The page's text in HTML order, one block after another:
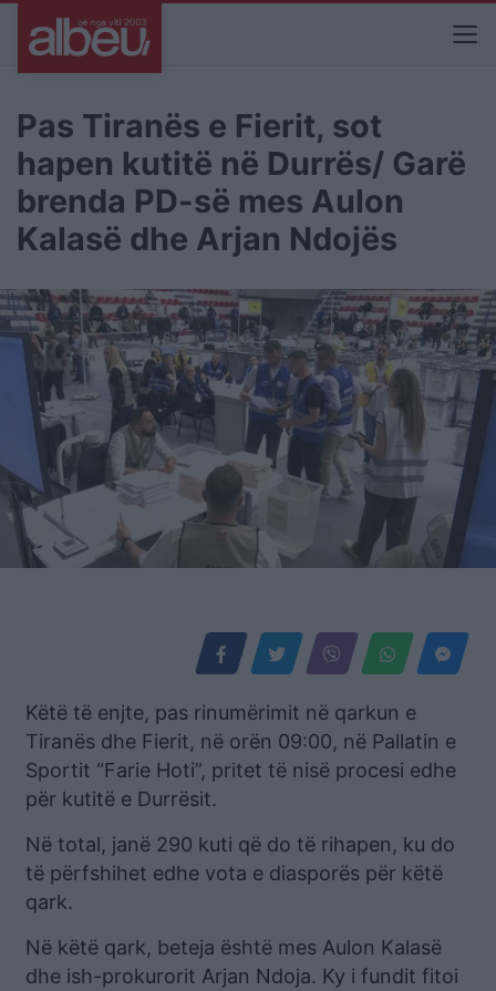
Pas Tiranës e Fierit, sot
hapen kutitë në Durrës/ Garë
brenda PD-së mes Aulon
Kalasë dhe Arjan Ndojës
Këtë të enjte, pas rinumërimit në qarkun e
Tiranës dhe Fierit, në orën 09:00, në Pallatin e
Sportit “Farie Hoti”, pritet të nisë procesi edhe
për kutitë e Durrësit.
Në total, janë 290 kuti që do të rihapen, ku do
të përfshihet edhe vota e diasporës për këtë
qark.
Në këtë qark, beteja është mes Aulon Kalasë
dhe ish-prokurorit Arjan Ndoja. Ky i fundit fitoi